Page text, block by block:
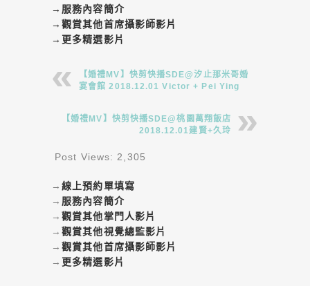
→ 服務內容簡介
→觀賞其他首席攝影師影片
→ 更多精選影片
【婚禮MV】快剪快播SDE@汐止那米哥婚
宴會館 2018.12.01 Victor + Pei Ying
【婚禮MV】快剪快播SDE@桃園萬翔飯店
2018.12.01建賢+久玲
Post Views: 2,305
→線上預約單填寫
→ 服務內容簡介
→觀賞其他掌門人影片
→觀賞其他視覺總監影片
→觀賞其他首席攝影師影片
→ 更多精選影片